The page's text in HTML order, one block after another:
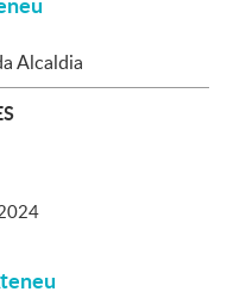
Alcaldia